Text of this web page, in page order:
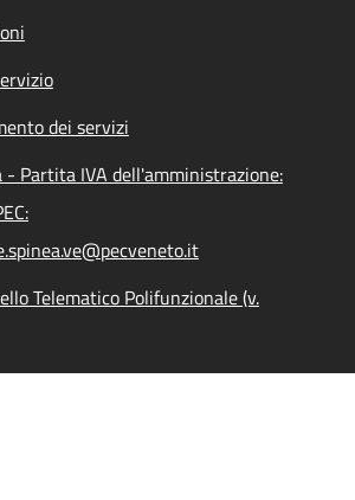
dei servizi
- Partita IVA dell'amministrazione:
Telematico Polifunzionale (v.